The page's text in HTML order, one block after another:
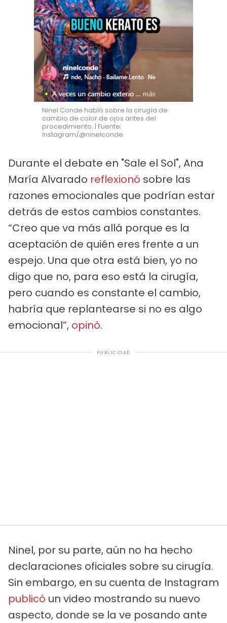
Ninel Conde habló sobre la cirugía de
cambio de color de ojos antes del
procedimiento. | Fuente:
Instagram/@ninelconde
Durante el debate en "Sale el Sol", Ana
María Alvarado reflexionó sobre las
razones emocionales que podrían estar
detrás de estos cambios constantes.
“Creo que va más allá porque es la
aceptación de quién eres frente a un
espejo. Una que otra está bien, yo no
digo que no, para eso está la cirugía,
pero cuando es constante el cambio,
habría que replantearse si no es algo
emocional”, opinó.
PUBLICIDAD
Ninel, por su parte, aún no ha hecho
declaraciones oficiales sobre su cirugía.
Sin embargo, en su cuenta de Instagram
publicó un video mostrando su nuevo
aspecto, donde se la ve posando ante